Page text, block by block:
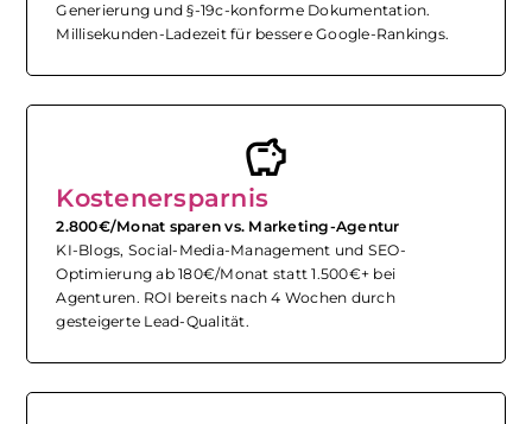
Generierung und §-19c-konforme Dokumentation.
Millisekunden-Ladezeit für bessere Google-Rankings.
savings
Kostenersparnis
2.800€/Monat sparen vs. Marketing-Agentur
KI-Blogs, Social-Media-Management und SEO-
Optimierung ab 180€/Monat statt 1.500€+ bei
Agenturen. ROI bereits nach 4 Wochen durch
gesteigerte Lead-Qualität.